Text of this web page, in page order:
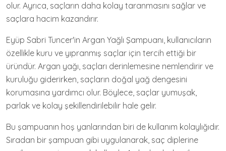
olur. Ayrıca, saçların daha kolay taranmasını sağlar ve
saçlara hacim kazandırır.
Eyüp Sabri Tuncer'in Argan Yağlı Şampuanı, kullanıcıların
özellikle kuru ve yıpranmış saçlar için tercih ettiği bir
üründür. Argan yağı, saçları derinlemesine nemlendirir ve
kuruluğu giderirken, saçların doğal yağ dengesini
korumasına yardımcı olur. Böylece, saçlar yumuşak,
parlak ve kolay şekillendirilebilir hale gelir.
Bu şampuanın hoş yanlarından biri de kullanım kolaylığıdır.
Sıradan bir şampuan gibi uygulanarak, saç diplerine